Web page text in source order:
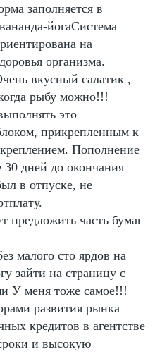
заполняется в
йогаСистема
на
организма.
вкусный салатик ,
рыбу можно!!!
это
прикрепленным к
Пополнение
30 дней до окончания
в отпуске, не
предложить часть бумаг
малого сто ярдов на
зайти на страницу с
У меня тоже самое!!!
развития рынка
кредитов в агентстве
и высокую